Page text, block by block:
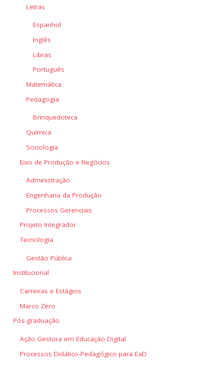
Letras
Espanhol
Inglês
Libras
Português
Matemática
Pedagogia
Brinquedoteca
Química
Sociologia
Eixo de Produção e Negócios
Administração
Engenharia da Produção
Processos Gerenciais
Projeto Integrador
Tecnologia
Gestão Pública
Institucional
Carreiras e Estágios
Marco Zero
Pós-graduação
Ação Gestora em Educação Digital
Processos Didático-Pedagógico para EaD